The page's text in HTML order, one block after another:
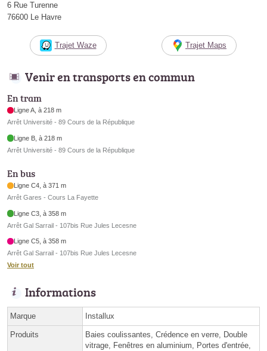
6 Rue Turenne
76600 Le Havre
Trajet Waze Trajet Maps
Venir en transports en commun
En tram
Ligne A, à 218 m
Arrêt Université - 89 Cours de la République
Ligne B, à 218 m
Arrêt Université - 89 Cours de la République
En bus
Ligne C4, à 371 m
Arrêt Gares - Cours La Fayette
Ligne C3, à 358 m
Arrêt Gal Sarrail - 107bis Rue Jules Lecesne
Ligne C5, à 358 m
Arrêt Gal Sarrail - 107bis Rue Jules Lecesne
Voir tout
Informations
Marque Installux
Produits
Baies coulissantes, Crédence en verre, Double
vitrage, Fenêtres en aluminium, Portes d'entrée,